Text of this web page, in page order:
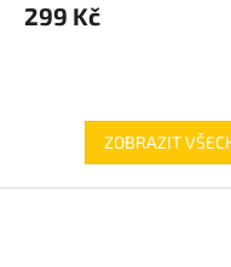
299 Kč
ZOBRAZIT